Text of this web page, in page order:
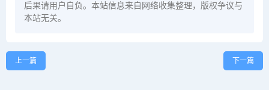
后果请用户自负。本站信息来自网络收集整理，版权争议与
本站无关。
上一篇 下一篇